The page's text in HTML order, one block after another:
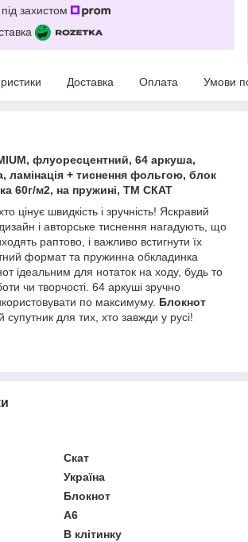
захистом
Доставка Оплата Умови
флуоресцентний, 64 аркуша,
ламінація + тиснення фольгою, блок
60г/м2, на пружині, ТМ СКАТ
цінує швидкість і зручність! Яскравий
і авторське тиснення нагадують, що
раптово, і важливо встигнути їх
формат та пружинна обкладинка
ідеальним для нотаток на ходу, будь то
чи творчості. 64 аркуші зручно
по максимуму. Блокнот
супутник для тих, хто завжди у русі!
Скат
Україна
Блокнот
A6
В клітинку